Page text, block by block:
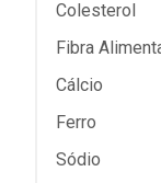
Colesterol
Fibra
Cálcio
Ferro
Sódio